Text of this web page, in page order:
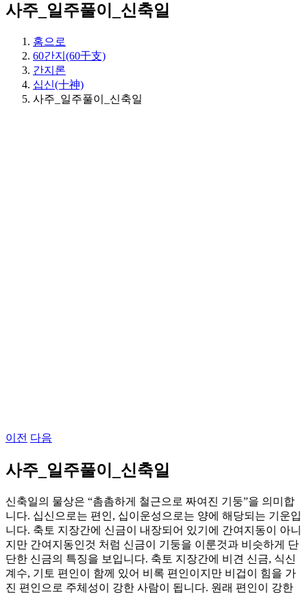
사주_일주풀이_신축일
홈으로
60간지(60干支)
간지론
십신(十神)
사주_일주풀이_신축일
이전 다음
사주_일주풀이_신축일
신축일의 물상은 “촘촘하게 철근으로 짜여진 기둥”을 의미합
니다. 십신으로는 편인, 십이운성으로는 양에 해당되는 기운입
니다. 축토 지장간에 신금이 내장되어 있기에 간여지동이 아니
지만 간여지동인것 처럼 신금이 기둥을 이룬것과 비슷하게 단
단한 신금의 특징을 보입니다. 축토 지장간에 비견 신금, 식신
계수, 기토 편인이 함께 있어 비록 편인이지만 비겁이 힘을 가
진 편인으로 주체성이 강한 사람이 됩니다. 원래 편인이 강한